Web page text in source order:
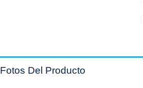
Fotos Del Producto